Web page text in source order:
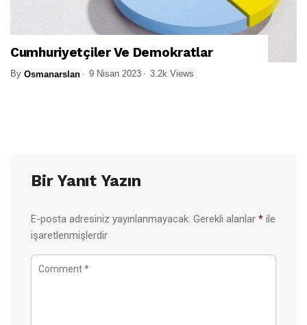
Cumhuriyetçiler Ve Demokratlar
By Osmanarslan 9 Nisan 2023 3.2k Views
Bir Yanıt Yazın
E-posta adresiniz yayınlanmayacak. Gerekli alanlar * ile
işaretlenmişlerdir